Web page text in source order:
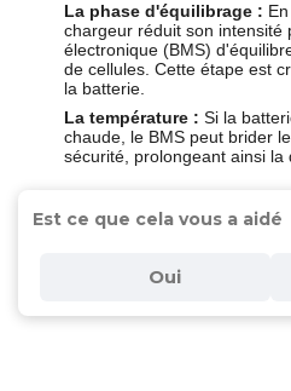
La phase d'équilibrage :
chargeur réduit son intensité
électronique (BMS)
de cellules. Cette étape est
la batterie.
La température : Si la
chaude, le BMS peut brider
sécurité, prolongeant ainsi la
Est ce que cela vous a aidé
Oui